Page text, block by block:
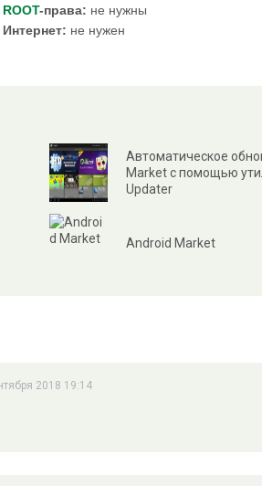
ROOT-права: не нужны
не нужен
Автоматическое
Market с помощью
Updater
Android Market
2018 19:14